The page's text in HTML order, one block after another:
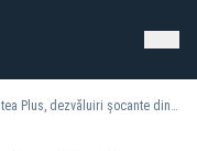
Avocații Realitatea Plus, dezvăluiri șocante din ședința de judecată cu CNA: Părea că vor să pună presiune pe instanță